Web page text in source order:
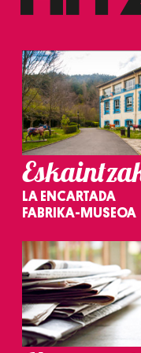
erabiltzeko baimen
LA ENCARTADA
FABRIKA-MUSEOA